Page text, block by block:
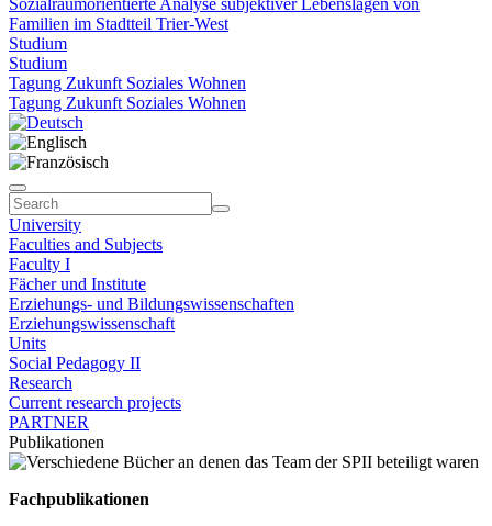
Sozialraumorientierte Analyse subjektiver Lebenslagen von
Familien im Stadtteil Trier-West
Studium
Studium
Tagung Zukunft Soziales Wohnen
Tagung Zukunft Soziales Wohnen
University
Faculties and Subjects
Faculty I
Fächer und Institute
Erziehungs- und Bildungswissenschaften
Erziehungswissenschaft
Units
Social Pedagogy II
Research
Current research projects
PARTNER
Publikationen
Fachpublikationen